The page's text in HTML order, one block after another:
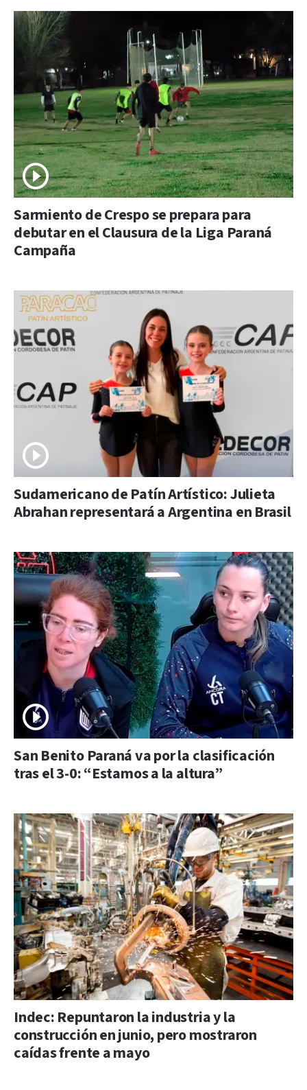
Sarmiento de Crespo se prepara para
debutar en el Clausura de la Liga Paraná
Campaña
Sudamericano de Patín Artístico: Julieta
Abrahan representará a Argentina en Brasil
San Benito Paraná va por la clasificación
tras el 3-0: “Estamos a la altura”
Indec: Repuntaron la industria y la
construcción en junio, pero mostraron
caídas frente a mayo